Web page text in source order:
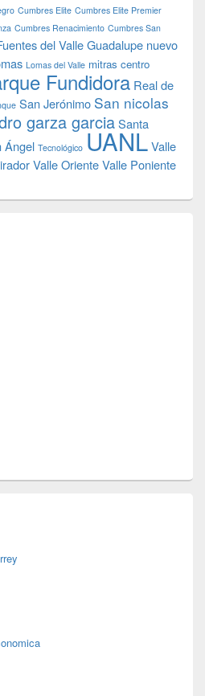
Cumbres Elite Cumbres Elite Premier
Cumbres Renacimiento Cumbres San
del ValleGuadalupe nuevo
Lomas del Valle mitras centro
Fundidora Real de
San Jerónimo San nicolas
garza garciaSanta
Ángel Tecnológico UANLValle
Valle OrienteValle Poniente